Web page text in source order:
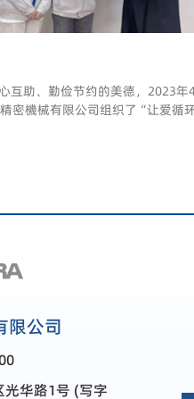
互助、勤俭节约的美德，2023年
密機械有限公司组织了“让爱循
械有限公司成立以来首次发起的
限公司
光华路1号 (写字